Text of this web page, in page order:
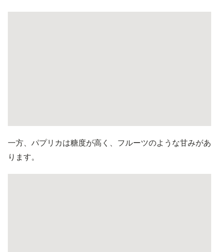
一方、パプリカは糖度が高く、フルーツのような甘みがあ
ります。